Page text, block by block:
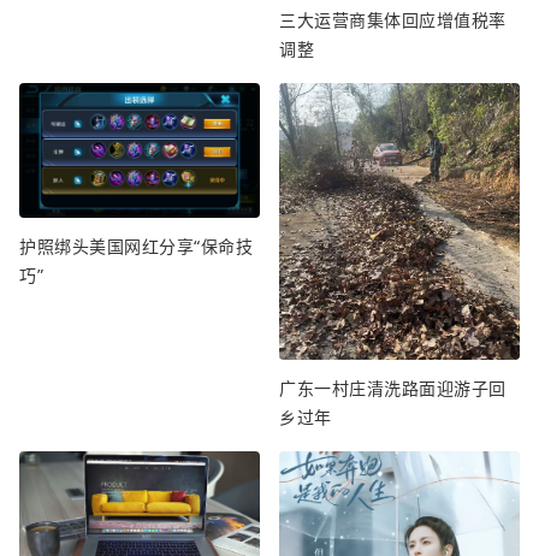
三大运营商集体回应增值税率
调整
护照绑头美国网红分享“保命技
巧”
广东一村庄清洗路面迎游子回
乡过年